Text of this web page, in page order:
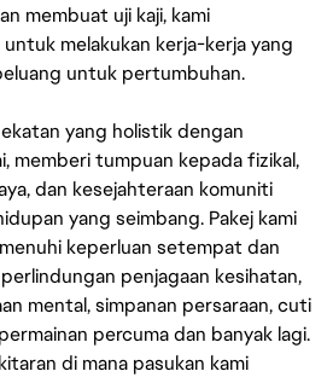
membuat uji kaji, kami
melakukan kerja-kerja yang
untuk pertumbuhan.
yang holistik dengan
memberi tumpuan kepada fizikal,
dan kesejahteraan komuniti
yang seimbang. Pakej kami
keperluan setempat dan
penjagaan kesihatan,
mental, simpanan persaraan, cuti
percuma dan banyak lagi.
di mana pasukan kami